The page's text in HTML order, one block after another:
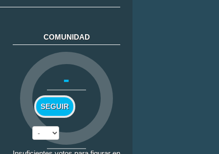
COMUNIDAD
-
SEGUIR